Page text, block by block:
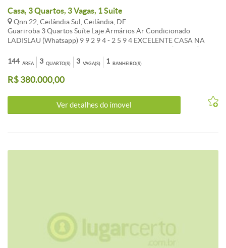
Casa, 3 Quartos, 3 Vagas, 1 Suite
Qnn 22, Ceilândia Sul, Ceilândia, DF
Guariroba 3 Quartos Suíte Laje Armários Ar Condicionado
LADISLAU (Whatsapp) 9 9 2 9 4 - 2 5 9 4 EXCELENTE CASA NA
COM AR CONDICIONADO, SALA, COZINHA COM ARMÁRIOS E
COIFA, BANHEIROS COM BOX E ESPELHO, QUINTAL, DEPÓSITO,
GARAGEM PARA 03 CARROS, SANCA, PORTÃO ELETRÔNICO,
PRIVILEGIADA: AO LADO DO METRÔ E COMÉRCIO
VARIDADO... CORRETORES DE PLANTÃO: LADISLAU 99294-
ÁREA
144 QUARTO(S)
3 VAGA(S)
3 BANHEIRO(S)
1
R$ 380.000,00
Ver detalhes do ímovel